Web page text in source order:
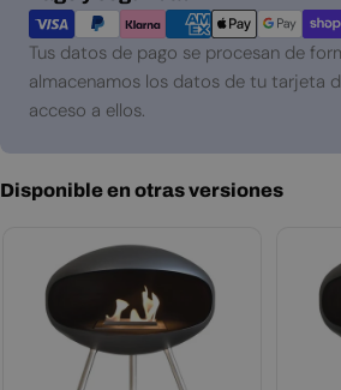
de
pago
Tus datos de pago se procesan de
almacenamos los datos de tu tarjeta
acceso a ellos.
Disponible en otras versiones